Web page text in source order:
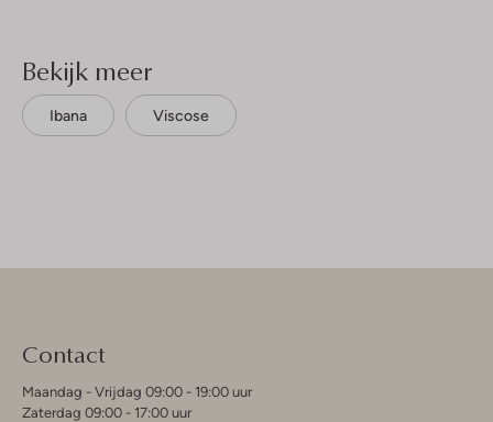
Bekijk meer
Ibana Viscose
Contact
Maandag - Vrijdag 09:00 - 19:00 uur
Zaterdag 09:00 - 17:00 uur